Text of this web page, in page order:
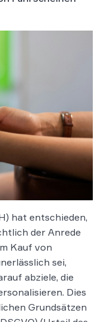
hat entschieden,
der Anrede
Kauf von
sei,
abziele, die
Dies
Grundsätzen